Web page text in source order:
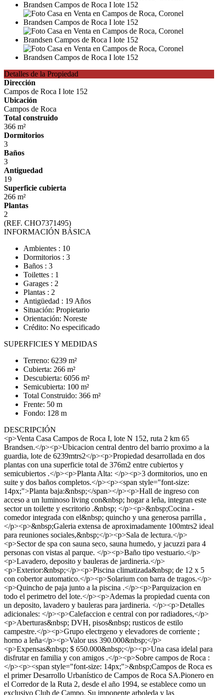
Detalles de la Propiedad
Dirección
Campos de Roca I lote 152
Ubicación
Campos de Roca
Total construido
366 m²
Dormitorios
3
Baños
3
Antiguedad
19
Superficie cubierta
266 m²
Plantas
2
(REF. CHO7371495)
INFORMACIÓN BÁSICA
Ambientes : 10
Dormitorios : 3
Baños : 3
Toilettes : 1
Garages : 2
Plantas : 2
Antigüedad : 19 Años
Situación: Propietario
Orientación: Noreste
Crédito: No especificado
SUPERFICIES Y MEDIDAS
Terreno: 6239 m²
Cubierta: 266 m²
Descubierta: 6056 m²
Semicubierta: 100 m²
Total Construido: 366 m²
Frente: 50 m
Fondo: 128 m
DESCRIPCIÓN
<p>Venta Casa Campos de Roca I, lote N 152, ruta 2 km 65
Brandsen.</p><p>Ubicacion central dentro del barrio proximo a la
guardia, lote de 6239mtrs2</p><p>Propiedad desarrollada en dos
plantas con una superficie total de 376m2 entre cubiertos y
semicubiertos .</p><p>Planta Alta: </p><p>3 dormitorios, uno en
suite y dos baños completos.</p><p><span style="font-size:
14px;">Planta baja:&nbsp;</span></p><p>Hall de ingreso con
acceso a un luminoso living con&nbsp; hogar a leña, integran este
sector un toilette y escritorio .&nbsp; </p><p>&nbsp;Cocina -
comedor integrada con el&nbsp; quincho y una generosa parrilla ,
</p><p>&nbsp;Galeria extensa de aproximadamente 100mtrs2 ideal
para reuniones sociales,&nbsp;</p><p>Sala de lectura.</p>
<p>Sector de spa con sauna seco, sauna humedo, y jacuzzi para 4
personas con vistas al parque. </p><p>Baño tipo vestuario.</p>
<p>Lavadero, deposito y bauleras de jardineria.</p>
<p>Exterior:&nbsp;</p><p>Piscina climatizada&nbsp; de 12 x 5
con cobertor automatico.</p><p>Solarium con barra de tragos.</p>
<p>Quincho de paja junto a la piscina .</p><p>Parquizacion en
todo el perimetro del lote.</p><p>Ademas la propiedad cuenta con
un deposito, lavadero y bauleras para jardineria. </p><p>Detalles
adicionales: </p><p>Calefaccion e central con por radiadores,</p>
<p>Aberturas&nbsp; DVH, pisos&nbsp; rusticos de estilo
campestre.</p><p>Grupo electrgeno y elevadores de corriente ;
horno a leña</p><p>Valor uss 390.000&nbsp;</p>
<p>Expensas&nbsp; $ 650.000&nbsp;</p><p>Una casa idelal para
disfrutar en familia y con amigos .</p><p>Sobre campos de Roca :
</p><p><span style="font-size: 14px;">&nbsp;Campos de Roca es
el primer Desarrollo Urbanístico de Campos de Roca SA.Pionero en
el Corredor de la Ruta 2, desde el año 1994, se establece como un
exclusivo Club de Campo. Su imponente arboleda y las